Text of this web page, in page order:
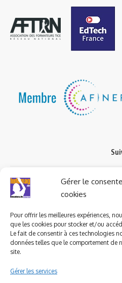
Gérer le
cookies
Pour offrir les meilleures expériences,
que les cookies pour stocker et/ou
Le fait de consentir à ces technologies
données telles que le comportement de
site.
Gérer les services
© 2023 ludomag.com édité et géré